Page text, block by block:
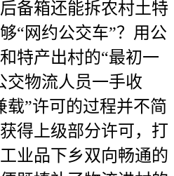
备箱还能拆农村土特
“网约公交车”？用公
特产出村的“最初一
交物流人员一手收
载”许可的过程并不简
得上级部分许可，打
业品下乡双向畅通的